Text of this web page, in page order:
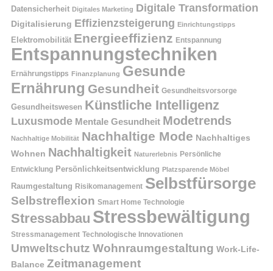
Datensicherheit Digitales Marketing Digitale Transformation
Digitalisierung Effizienzsteigerung Einrichtungstipps
Elektromobilität Energieeffizienz Entspannung
Entspannungstechniken
Ernährungstipps Finanzplanung Gesunde
Ernährung Gesundheit Gesundheitsvorsorge
Gesundheitswesen Künstliche Intelligenz
Luxusmode Mentale Gesundheit Modetrends
Nachhaltige Mobilität Nachhaltige Mode Nachhaltiges
Wohnen Nachhaltigkeit Naturerlebnis Persönliche
Entwicklung Persönlichkeitsentwicklung Platzsparende Möbel
Raumgestaltung Risikomanagement Selbstfürsorge
Selbstreflexion Smart Home Technologie
Stressabbau Stressbewältigung
Stressmanagement Technologische Innovationen
Umweltschutz Wohnraumgestaltung Work-Life-
Balance Zeitmanagement